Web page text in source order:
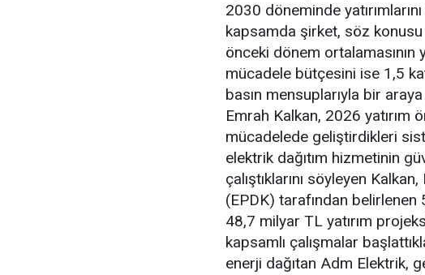
2030 döneminde
kapsamda şirket, söz konusu
önceki dönem ortalamasının
mücadele bütçesini ise 1,5
basın mensuplarıyla bir
Emrah Kalkan, 2026 yatırım
mücadelede geliştirdikleri
elektrik dağıtım hizmetinin
çalıştıklarını söyleyen
(EPDK) tarafından belirlenen
48,7 milyar TL yatırım
kapsamlı çalışmalar
enerji dağıtan Adm Elektrik,